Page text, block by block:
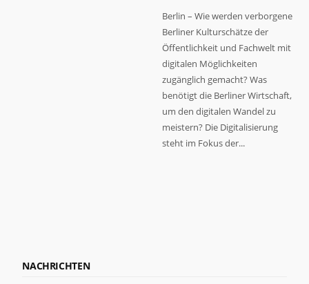
Berlin – Wie werden verborgene
Berliner Kulturschätze der
Öffentlichkeit und Fachwelt mit
digitalen Möglichkeiten
zugänglich gemacht? Was
benötigt die Berliner Wirtschaft,
um den digitalen Wandel zu
meistern? Die Digitalisierung
steht im Fokus der...
NACHRICHTEN